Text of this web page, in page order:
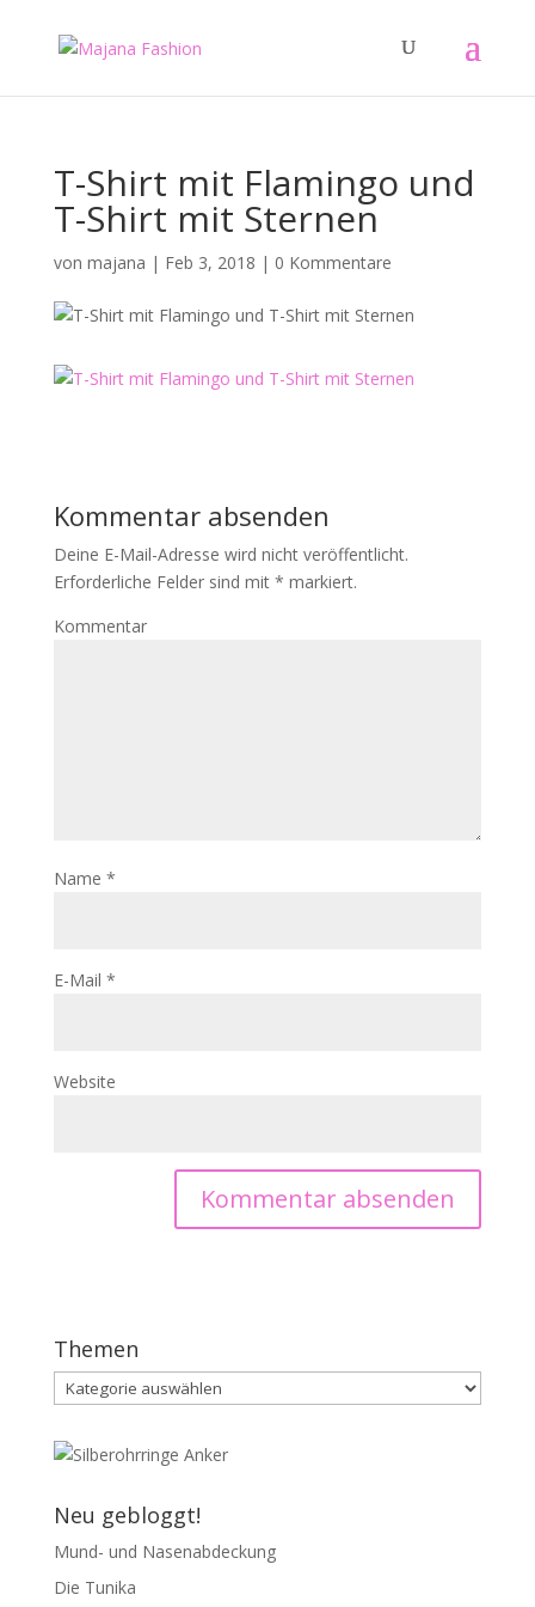
T-Shirt mit Flamingo und
T-Shirt mit Sternen
von majana | Feb 3, 2018 | 0 Kommentare
Kommentar absenden
Deine E-Mail-Adresse wird nicht veröffentlicht.
Erforderliche Felder sind mit * markiert.
Kommentar
Name *
E-Mail *
Website
Themen
Themen
Neu gebloggt!
Mund- und Nasenabdeckung
Die Tunika